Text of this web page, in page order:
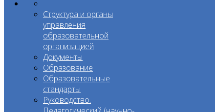
Структура и органы
управления
образовательной
организацией
Документы
Образование
Образовательные
стандарты
Руководство.